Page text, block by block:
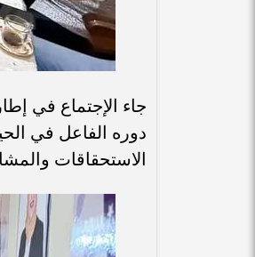
جاء الإجتماع في
دوره الفاعل في
الاستحقاقات